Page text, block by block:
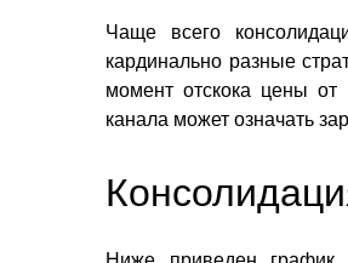
Чаще всего
кардинально разные
момент отскока цены
канала может означать